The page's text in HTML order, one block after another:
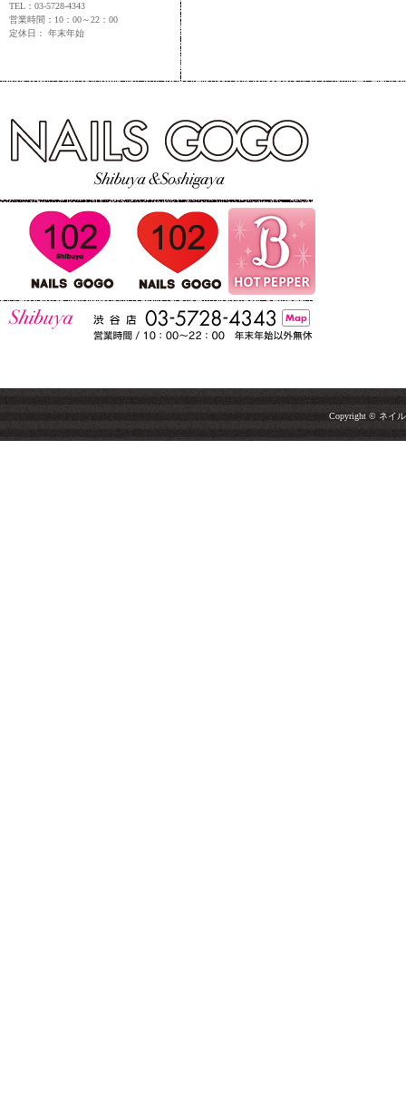
TEL：03-5728-4343
営業時間：10：00～22：00
定休日： 年末年始
Copyright © ネイル